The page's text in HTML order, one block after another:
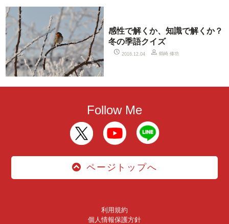
感性で解くか、知識で解くか？
冬の季語クイズ
2016.12.04 鶴崎 修功
Follow Me
ページトップへ
利用規約
個人情報保護方針